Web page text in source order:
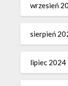
wrzesień
sierpień
lipiec 2024